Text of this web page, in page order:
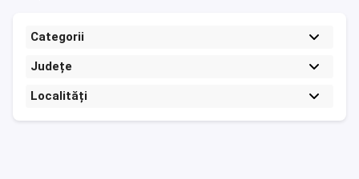
Categorii
Județe
Localități